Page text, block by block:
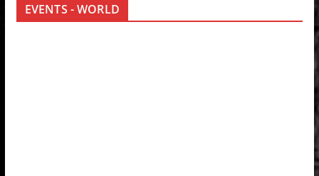
EVENTS - WORLD